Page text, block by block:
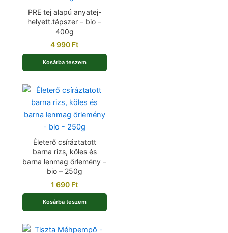
PRE tej alapú anyatej-
helyett.tápszer – bio –
400g
4 990 Ft
Kosárba teszem
Életerő csíráztatott
barna rizs, köles és
barna lenmag őrlemény –
bio – 250g
1 690 Ft
Kosárba teszem